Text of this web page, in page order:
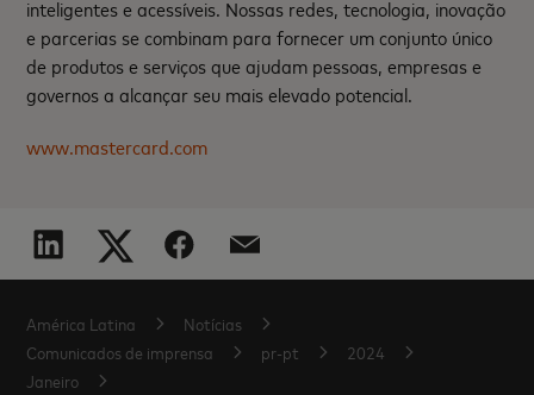
inteligentes e acessíveis. Nossas redes, tecnologia, inovação
e parcerias se combinam para fornecer um conjunto único
de produtos e serviços que ajudam pessoas, empresas e
governos a alcançar seu mais elevado potencial.
www.mastercard.com
América Latina
Notícias
Comunicados de imprensa
pr-pt
2024
Janeiro